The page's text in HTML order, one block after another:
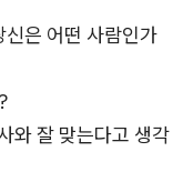
은 어떤 사람인가
와 잘 맞는다고 생각